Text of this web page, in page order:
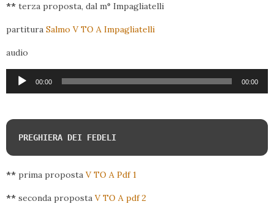
** terza proposta, dal m° Impagliatelli
partitura Salmo V TO A Impagliatelli
audio
Audio
Player
00:00 00:00
PREGHIERA DEI FEDELI
** prima proposta V TO A Pdf 1
** seconda proposta V TO A pdf 2